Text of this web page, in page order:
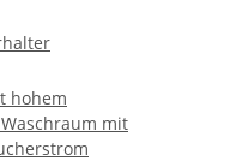
hohem
Waschraum mit